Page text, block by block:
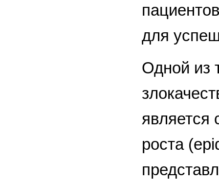
для
Одной из
является
роста